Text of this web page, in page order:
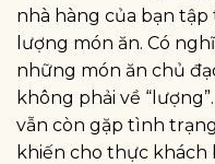
nhà hàng của bạn
lượng món ăn. Có
những món ăn chủ
không phải về
vẫn còn gặp tình
khiến cho thực khách